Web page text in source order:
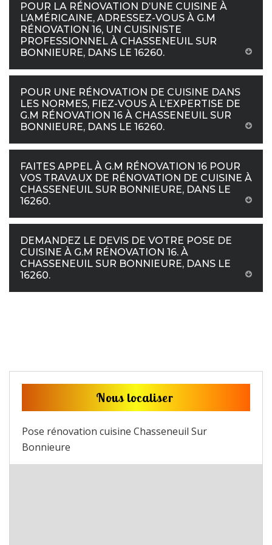
POUR LA RÉNOVATION D’UNE CUISINE À
L’AMÉRICAINE, ADRESSEZ-VOUS À G.M
RÉNOVATION 16, UN CUISINISTE
PROFESSIONNEL À CHASSENEUIL SUR
BONNIEURE, DANS LE 16260.
POUR UNE RÉNOVATION DE CUISINE DANS
LES NORMES, FIEZ-VOUS À L’EXPERTISE DE
G.M RÉNOVATION 16 À CHASSENEUIL SUR
BONNIEURE, DANS LE 16260.
FAITES APPEL À G.M RÉNOVATION 16 POUR
VOS TRAVAUX DE RÉNOVATION DE CUISINE À
CHASSENEUIL SUR BONNIEURE, DANS LE
16260.
DEMANDEZ LE DEVIS DE VOTRE POSE DE
CUISINE À G.M RÉNOVATION 16. À
CHASSENEUIL SUR BONNIEURE, DANS LE
16260.
Nous localiser
Pose rénovation cuisine Chasseneuil Sur
Bonnieure